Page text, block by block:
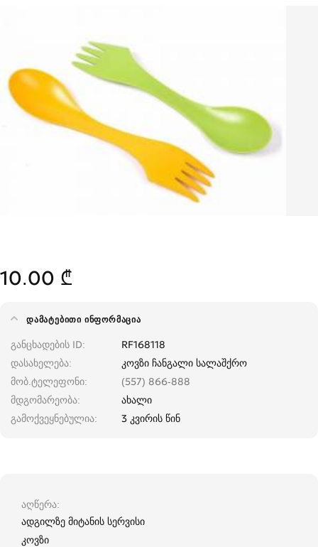
10.00 ₾
ᲓᲐᲛᲐᲢᲔᲑᲘᲗᲘ ᲘᲜᲤᲝᲠᲛᲐᲪᲘᲐ
განცხადების ID
RF168118
დასახელება
კოვზი ჩანგალი სალაშქრო
მობ.ტელეფონი
(557) 866-888
მდგომარეობა
ახალი
გამოქვეყნებულია
3 კვირის წინ
აღწერა
ადგილზე მიტანის სერვისი
კოვზი